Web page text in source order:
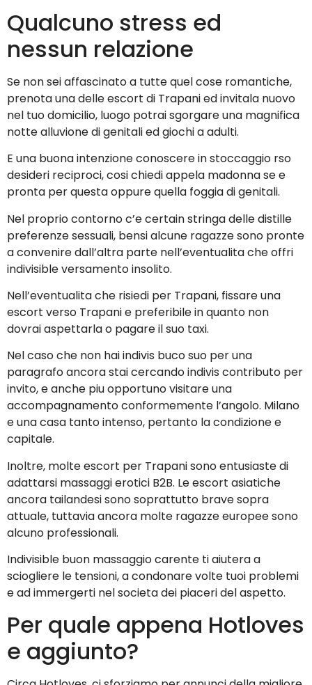
Qualcuno stress ed
nessun relazione
Se non sei affascinato a tutte quel cose romantiche,
prenota una delle escort di Trapani ed invitala nuovo
nel tuo domicilio, luogo potrai sgorgare una magnifica
notte alluvione di genitali ed giochi a adulti.
E una buona intenzione conoscere in stoccaggio rso
desideri reciproci, cosi chiedi appela madonna se e
pronta per questa oppure quella foggia di genitali.
Nel proprio contorno c’e certain stringa delle distille
preferenze sessuali, bensi alcune ragazze sono pronte
a convenire dall’altra parte nell’eventualita che offri
indivisible versamento insolito.
Nell’eventualita che risiedi per Trapani, fissare una
escort verso Trapani e preferibile in quanto non
dovrai aspettarla o pagare il suo taxi.
Nel caso che non hai indivis buco suo per una
paragrafo ancora stai cercando indivis contributo per
invito, e anche piu opportuno visitare una
accompagnamento conformemente l’angolo. Milano
e una casa tanto intenso, pertanto la condizione e
capitale.
Inoltre, molte escort per Trapani sono entusiaste di
adattarsi massaggi erotici B2B. Le escort asiatiche
ancora tailandesi sono soprattutto brave sopra
attuale, tuttavia ancora molte ragazze europee sono
alcuno professionali.
Indivisible buon massaggio carente ti aiutera a
sciogliere le tensioni, a condonare volte tuoi problemi
e ad immergerti nel societa dei piaceri del aspetto.
Per quale appena Hotloves
e aggiunto?